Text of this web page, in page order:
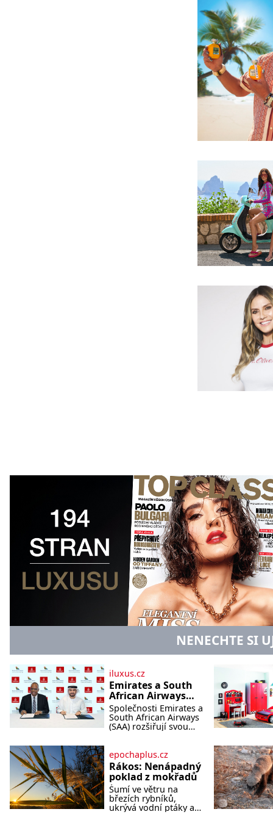
NENECHTE SI
iluxus.cz
Emirates a South
African Airways
rozšiřují
partnerství.
Cestujícím nově
jižní a střední
Africe
Společnosti Emirates a
South African Airways
(SAA) rozšiřují svou
spolupráci. Nová
reciproční dohoda
zpřístupní cestujícím
devět dalších destinací
v jižní a střední Africe
a u
epochaplus.cz
Rákos: Nenápadný
poklad z mokřadů
Šumí ve větru na
březích rybníků,
ukrývá vodní ptáky a